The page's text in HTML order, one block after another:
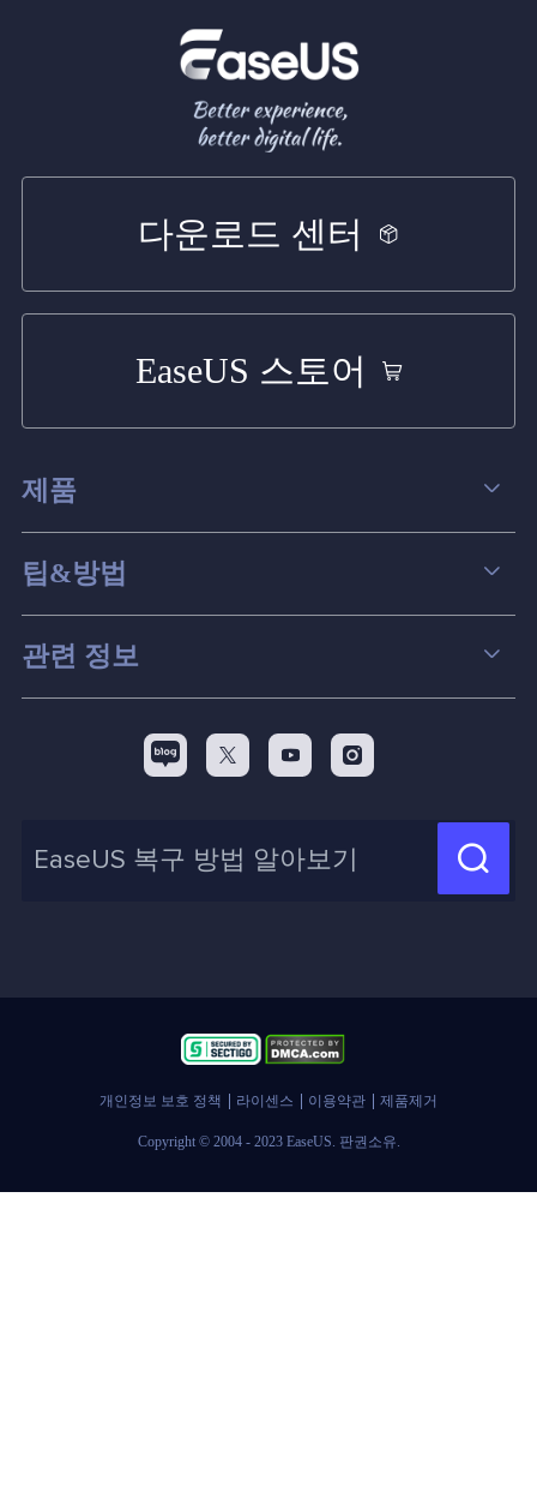
다운로드 센터
EaseUS 스토어
제품
데이터 복구
파티션 관리
스크린 레코더
백업&복원
신제품 New
팁&방법
컴퓨터 데이터 복구 팁
맥 데이터 복구 팁
디스크 파티션 팁
화면 녹화 팁
인사이트 보고서
관련 정보
리셀러
제휴 문의
  

개인정보 보호 정책 라이센스 이용약관 제품제거
Copyright © 2004 - 2023 EaseUS. 판권소유.